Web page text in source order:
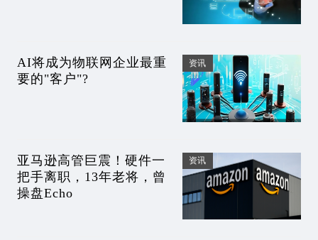
AI将成为物联网企业最重
要的"客户"?
资讯
亚马逊高管巨震！硬件一
把手离职，13年老将，曾
操盘Echo
资讯